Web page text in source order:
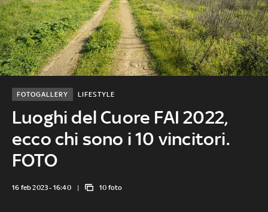
Luoghi del Cuore FAI 2022,
ecco chi sono i 10 vincitori.
FOTO
LIFESTYLE
FOTOGALLERY
16 feb 2023 - 16:40 10 foto